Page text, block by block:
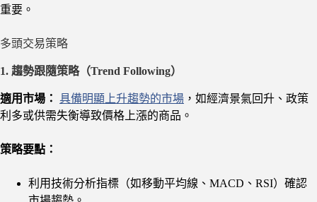
重要。
多頭交易策略
1. 趨勢跟隨策略（Trend Following）
適用市場： 具備明顯上升趨勢的市場 ，如經濟景氣回升、政策
利多或供需失衡導致價格上漲的商品。
策略要點：
利用技術分析指標（如移動平均線、MACD、RSI）確認